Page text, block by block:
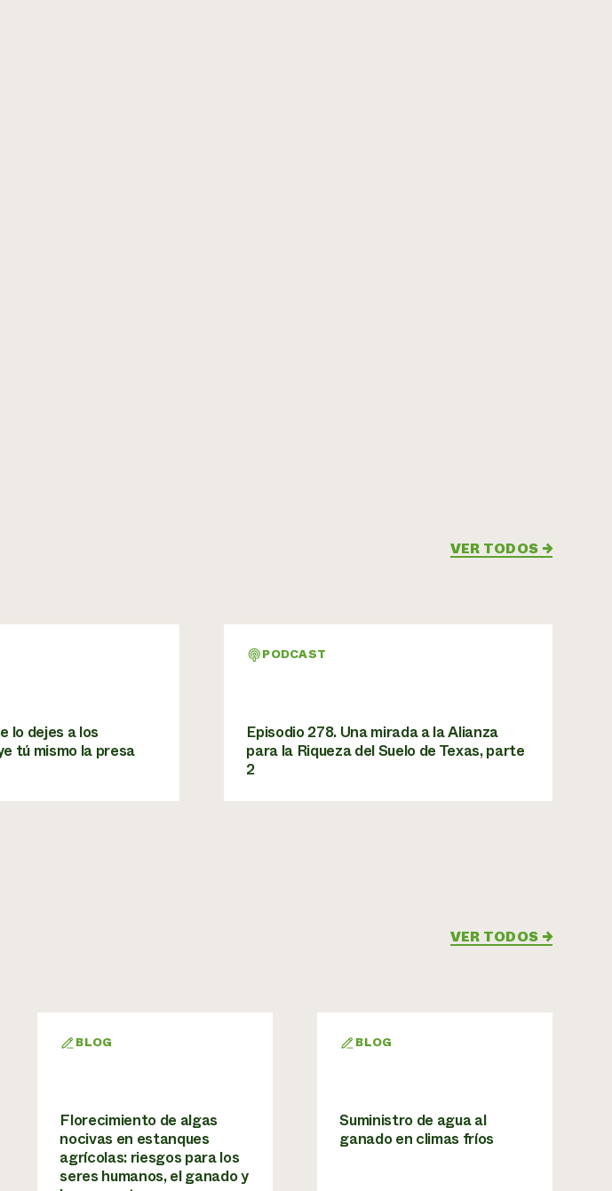
VER TODOS →
lo dejes a los
tú mismo la presa
PODCAST
Episodio 278. Una mirada a la Alianza
para la Riqueza del Suelo de Texas, parte
2
VER TODOS →
BLOG
Florecimiento de algas
nocivas en estanques
agrícolas: riesgos para los
seres humanos, el ganado y
BLOG
Suministro de agua al
ganado en climas fríos